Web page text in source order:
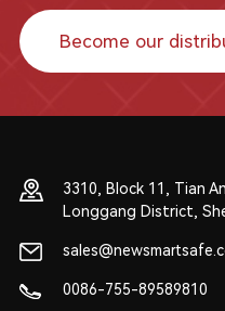
Become our
3310, Block 11, Tian
Longgang District,
0086-755-89589810